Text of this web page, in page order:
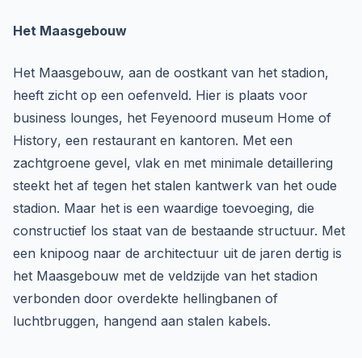
Het Maasgebouw
Het Maasgebouw, aan de oostkant van het stadion,
heeft zicht op een oefenveld. Hier is plaats voor
business lounges, het Feyenoord museum Home of
History, een restaurant en kantoren. Met een
zachtgroene gevel, vlak en met minimale detaillering
steekt het af tegen het stalen kantwerk van het oude
stadion. Maar het is een waardige toevoeging, die
constructief los staat van de bestaande structuur. Met
een knipoog naar de architectuur uit de jaren dertig is
het Maasgebouw met de veldzijde van het stadion
verbonden door overdekte hellingbanen of
luchtbruggen, hangend aan stalen kabels.